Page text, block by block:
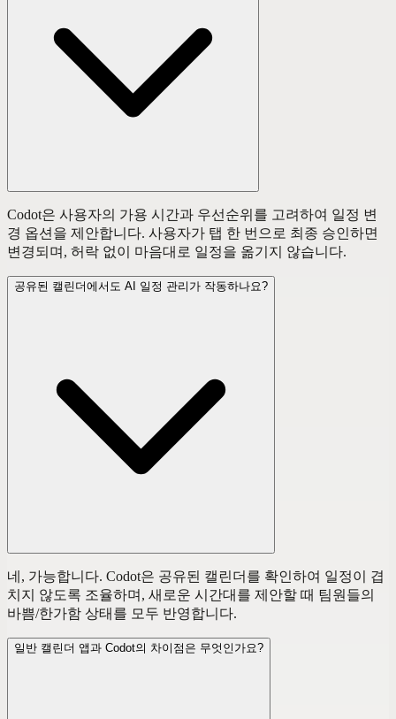
Codot은 사용자의 가용 시간과 우선순위를 고려하여 일정 변
경 옵션을 제안합니다. 사용자가 탭 한 번으로 최종 승인하면
변경되며, 허락 없이 마음대로 일정을 옮기지 않습니다.
공유된 캘린더에서도 AI 일정 관리가 작동하나요?
네, 가능합니다. Codot은 공유된 캘린더를 확인하여 일정이 겹
치지 않도록 조율하며, 새로운 시간대를 제안할 때 팀원들의
바쁨/한가함 상태를 모두 반영합니다.
일반 캘린더 앱과 Codot의 차이점은 무엇인가요?